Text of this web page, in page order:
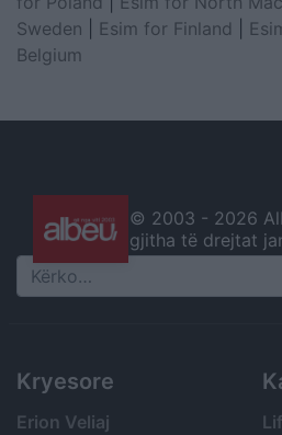
Sweden
Esim for Finland
Belgium
© 2003 - 2026
gjitha të drejtat
Search
Kryesore
Erion Veliaj